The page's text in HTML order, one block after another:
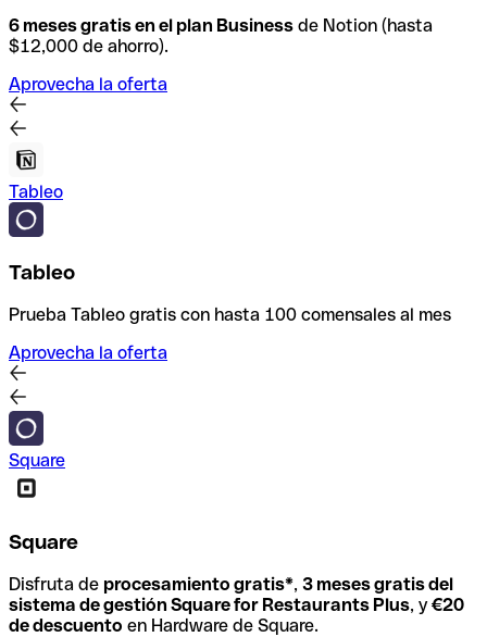
6 meses gratis en el plan Business de Notion (hasta
$12,000 de ahorro).
Aprovecha la oferta
Tableo
Tableo
Prueba Tableo gratis con hasta 100 comensales al mes
Aprovecha la oferta
Square
Square
Disfruta de procesamiento gratis*, 3 meses gratis del
sistema de gestión Square for Restaurants Plus, y€20
de descuento en Hardware de Square.